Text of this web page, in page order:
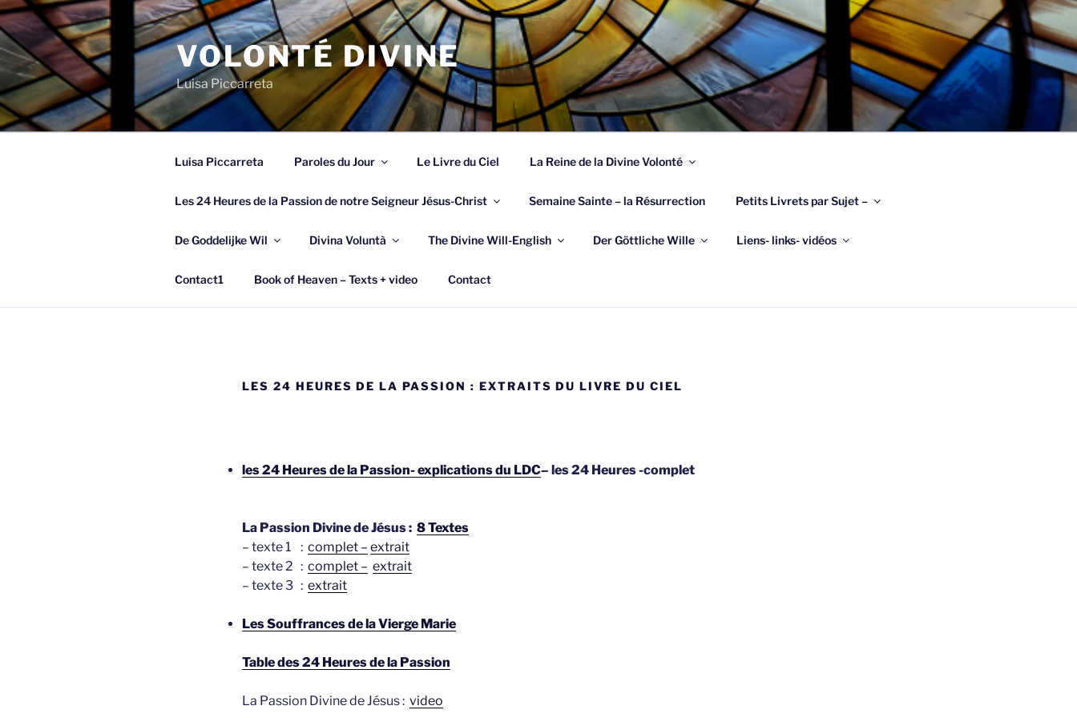
Spring
naar
de
inhoud
VOLONTÉ DIVINE
Luisa Piccarreta
Luisa Piccarreta Paroles du Jour Le Livre du Ciel La Reine de la Divine Volonté
Les 24 Heures de la Passion de notre Seigneur Jésus-Christ Semaine Sainte – la Résurrection Petits Livrets par Sujet –
De Goddelijke Wil Divina Voluntà The Divine Will-English Der Göttliche Wille Liens- links- vidéos
Contact1 Book of Heaven – Texts + video Contact
LES 24 HEURES DE LA PASSION : EXTRAITS DU LIVRE DU CIEL
les 24 Heures de la Passion- explications du LDC– les 24 Heures -complet
La Passion Divine de Jésus : 8 Textes
– texte 1 : complet – extrait
– texte 2 : complet – extrait
– texte 3 : extrait
Les Souffrances de la Vierge Marie
Table des 24 Heures de la Passion
La Passion Divine de Jésus : video